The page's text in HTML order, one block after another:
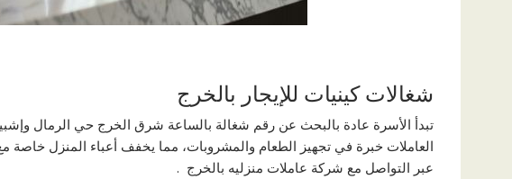
شغالات كينيات للإيجار بالخرج
تبدأ الأسرة عادة بالبحث عن رقم شغالة بالساعة شرق الخرج حي الرمال
العاملات خبرة في تجهيز الطعام والمشروبات، مما يخفف أعباء المنزل خاصة
عبر التواصل مع شركة عاملات منزليه بالخرج .